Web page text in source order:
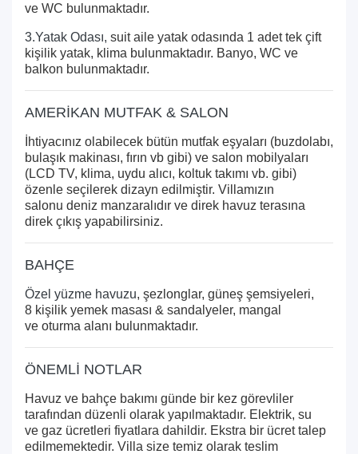
ve WC bulunmaktadır.
3.Yatak Odası, suit aile yatak odasında 1 adet tek çift
kişilik yatak, klima bulunmaktadır. Banyo, WC ve
balkon bulunmaktadır.
AMERİKAN MUTFAK & SALON
İhtiyacınız olabilecek bütün mutfak eşyaları (buzdolabı,
bulaşık makinası, fırın vb gibi) ve salon mobilyaları
(LCD TV, klima, uydu alıcı, koltuk takımı vb. gibi)
özenle seçilerek dizayn edilmiştir. Villamızın
salonu deniz manzaralıdır ve direk havuz terasına
direk çıkış yapabilirsiniz.
BAHÇE
Özel yüzme havuzu, şezlonglar, güneş şemsiyeleri,
8 kişilik yemek masası & sandalyeler, mangal
ve oturma alanı bulunmaktadır.
ÖNEMLİ NOTLAR
Havuz ve bahçe bakımı günde bir kez görevliler
tarafından düzenli olarak yapılmaktadır. Elektrik, su
ve gaz ücretleri fiyatlara dahildir. Ekstra bir ücret talep
edilmemektedir. Villa size temiz olarak teslim